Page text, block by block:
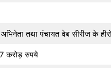
अभिनेता तथा पंचायत वेब सीरीज के
करोड़ रुपये